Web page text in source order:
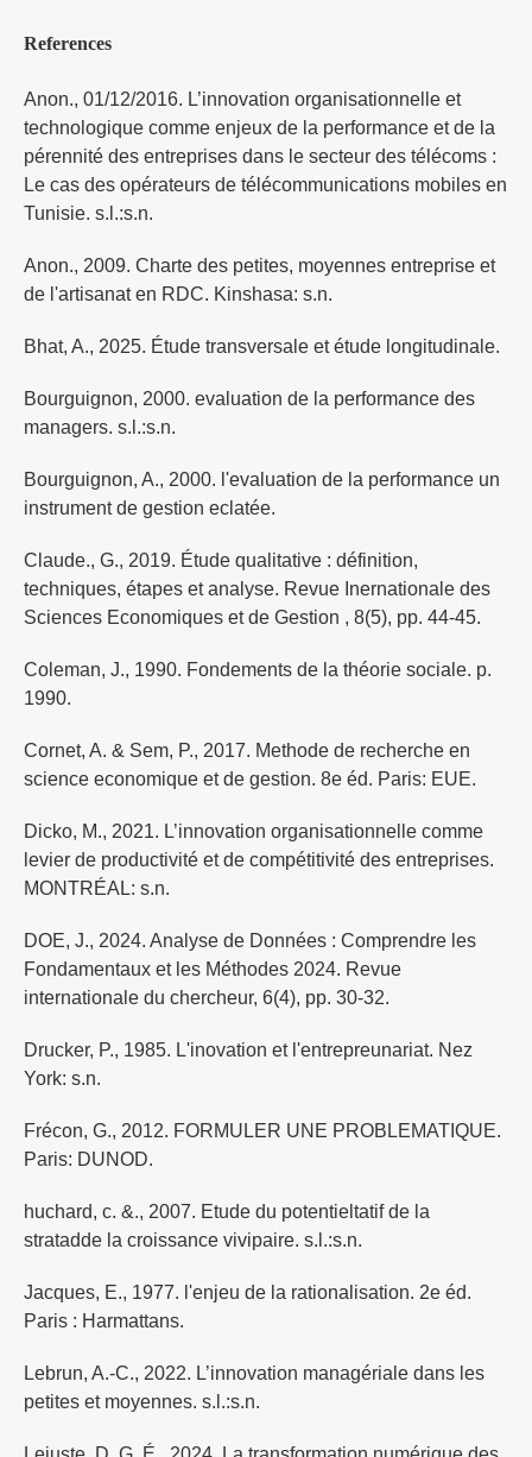
References
Anon., 01/12/2016. L’innovation organisationnelle et
technologique comme enjeux de la performance et de la
pérennité des entreprises dans le secteur des télécoms :
Le cas des opérateurs de télécommunications mobiles en
Tunisie. s.l.:s.n.
Anon., 2009. Charte des petites, moyennes entreprise et
de l'artisanat en RDC. Kinshasa: s.n.
Bhat, A., 2025. Étude transversale et étude longitudinale.
Bourguignon, 2000. evaluation de la performance des
managers. s.l.:s.n.
Bourguignon, A., 2000. l'evaluation de la performance un
instrument de gestion eclatée.
Claude., G., 2019. Étude qualitative : définition,
techniques, étapes et analyse. Revue Inernationale des
Sciences Economiques et de Gestion , 8(5), pp. 44-45.
Coleman, J., 1990. Fondements de la théorie sociale. p.
1990.
Cornet, A. & Sem, P., 2017. Methode de recherche en
science economique et de gestion. 8e éd. Paris: EUE.
Dicko, M., 2021. L’innovation organisationnelle comme
levier de productivité et de compétitivité des entreprises.
MONTRÉAL: s.n.
DOE, J., 2024. Analyse de Données : Comprendre les
Fondamentaux et les Méthodes 2024. Revue
internationale du chercheur, 6(4), pp. 30-32.
Drucker, P., 1985. L'inovation et l'entrepreunariat. Nez
York: s.n.
Frécon, G., 2012. FORMULER UNE PROBLEMATIQUE.
Paris: DUNOD.
huchard, c. &., 2007. Etude du potentieltatif de la
stratadde la croissance vivipaire. s.l.:s.n.
Jacques, E., 1977. l'enjeu de la rationalisation. 2e éd.
Paris : Harmattans.
Lebrun, A.-C., 2022. L’innovation managériale dans les
petites et moyennes. s.l.:s.n.